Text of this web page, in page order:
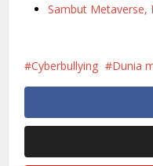
Sambut Metaverse,
Cyberbullying Dunia